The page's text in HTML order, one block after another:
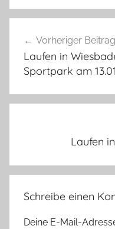
Vorheriger Beitrag
Laufen in
Sportpark am
Laufen
Schreibe einen
Deine E-Mail-